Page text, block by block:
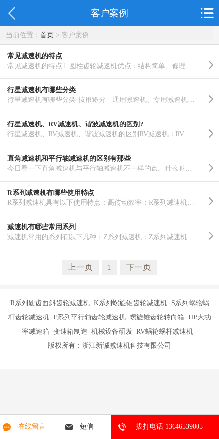
客户案例
当前位置： 首页> 客户案例
常见减速机的特点
行星减速机有哪些分类
行星减速机有哪些分类·按用途分：通用减速机、专用减速机；·按传动类型分：齿轮减速机、涡轮蜗杆减速机和..……
行星减速机、RV减速机、谐波减速机的区别?
行星减速机、RV减速机、谐波减速机的区别RV减速机：RV传动是新兴起的一种传动，它是在传统针摆行星传动的..……
直角减速机和平行轴减速机的区别有那些
R系列减速机有哪些使用特点
R系列减速机具有以下使用特点：高传动效率：R系列减速机采用了高精度齿轮传动，具有较高的传动效率，通常..……
减速机有哪些常用系列
减速机常用的系列有以下几种：Z系列减速机：Z系列减速机是一种硬齿面圆柱齿轮减速机，结构简单，传动效率..……
上一页 1 下一页
R系列硬齿面斜齿轮减速机 K系列螺旋锥齿轮减速机 S系列蜗轮蜗
杆齿轮减速机 F系列平行轴齿轮减速机 螺旋锥齿轮转向箱 HB大功
率减速箱 变速箱制造 机械设备研发 RV蜗轮蜗杆减速机
版权所有：浙江新诚减速机科技有限公司
在线留言 短信 拔打电话 13646539005